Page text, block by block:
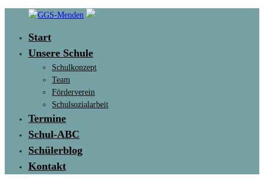
content
Menden
Start
Unsere Schule
Schulkonzept
Team
Förderverein
Schulsozialarbeit
Termine
Schul-ABC
Schülerblog
Kontakt